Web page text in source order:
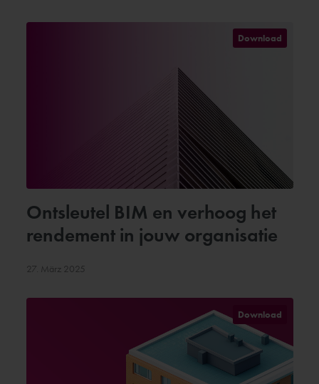
Download
Ontsleutel BIM en verhoog het
rendement in jouw organisatie
27. März 2025
Download